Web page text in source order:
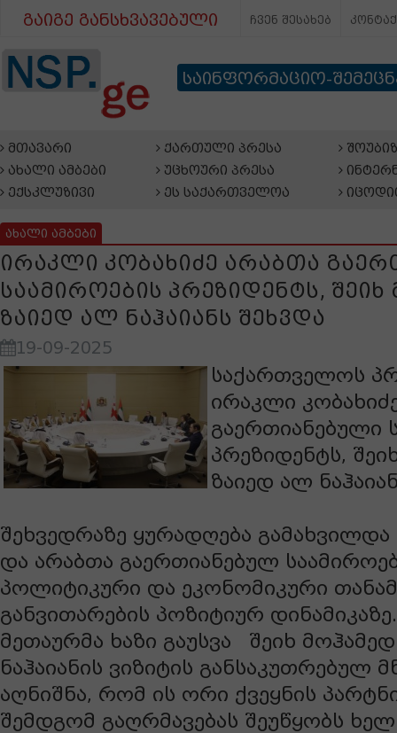
გაიგე განსხვავებული ჩვენ შესახებ
საინფორმაციო-
მთავარი
ახალი ამბები
ექსკლუზივი
ქართული პრესა
უცხოური პრესა
ეს საქართველოა
ახალი ამბები
ირაკლი კობახიძე არაბთა
საამიროების პრეზიდენტს, შეიხ
ზაიედ ალ ნაჰაიანს შეხვდა
19-09-2025
საქართველოს
ირაკლი
გაერთიანებული
პრეზიდენტს,
ზაიედ ალ
შეხვედრაზე ყურადღება
და არაბთა გაერთიანებულ
პოლიტიკური და ეკონომიკური
განვითარების პოზიტიურ
მეთაურმა ხაზი გაუსვა შეიხ
ნაჰაიანის ვიზიტის განსაკუთრებულ
აღნიშნა, რომ ის ორი ქვეყნის
შემდგომ გაღრმავებას შეუწყობს